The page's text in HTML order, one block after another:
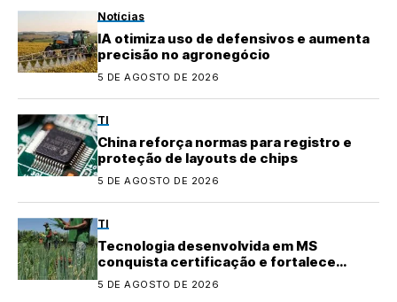
Notícias
IA otimiza uso de defensivos e aumenta
precisão no agronegócio
5 DE AGOSTO DE 2026
TI
China reforça normas para registro e
proteção de layouts de chips
5 DE AGOSTO DE 2026
TI
Tecnologia desenvolvida em MS
conquista certificação e fortalece
5 DE AGOSTO DE 2026